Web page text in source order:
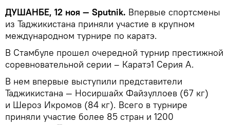
ДУШАНБЕ, 12 ноя — Sputnik. Впервые спортсмены
из Таджикистана приняли участие в крупном
международном турнире по каратэ.
В Стамбуле прошел очередной турнир престижной
соревновательной серии – Каратэ1 Серия А.
В нем впервые выступили представители
Таджикистана — Носиршайх Файзуллоев (67 кг)
и Шероз Икромов (84 кг). Всего в турнире
приняли участие более 85 стран и 1200